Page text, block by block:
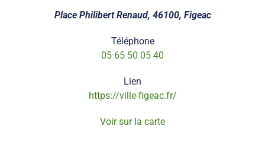
Place Philibert Renaud, 46100, Figeac
Téléphone
05 65 50 05 40
Lien
https://ville-figeac.fr/
Voir sur la carte